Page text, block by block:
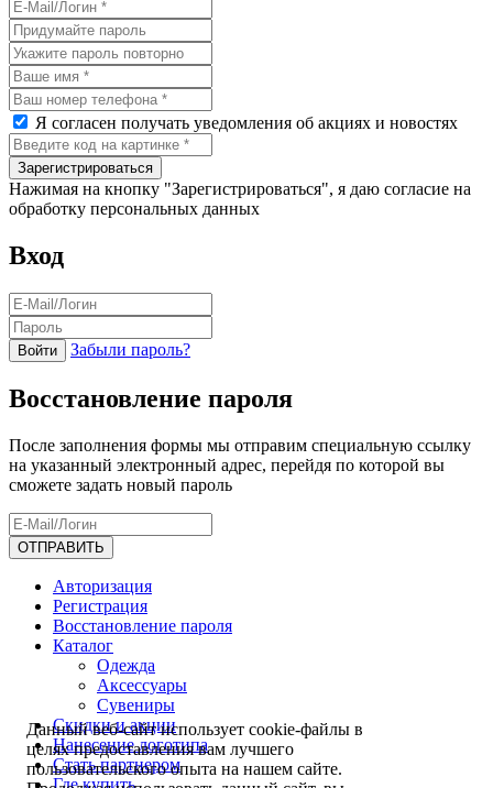
Я согласен получать уведомления об акциях и новостях
Нажимая на кнопку "Зарегистрироваться", я даю согласие на
обработку персональных данных
Вход
Забыли пароль?
Восстановление пароля
После заполнения формы мы отправим специальную ссылку
на указанный электронный адрес, перейдя по которой вы
сможете задать новый пароль
Авторизация
Регистрация
Восстановление пароля
Каталог
Одежда
Аксессуары
Сувениры
Скидки и акции
Нанесение логотипа
Стать партнером
Где купить
Данный веб-сайт использует cookie-файлы в
целях предоставления вам лучшего
пользовательского опыта на нашем сайте.